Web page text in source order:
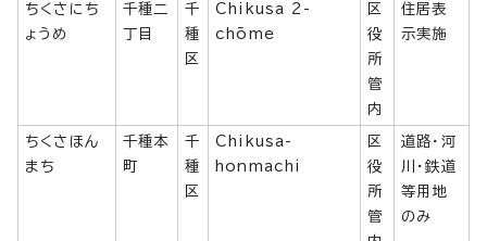
ちくさにち
ょうめ
千種二
丁目
千
種
区
Chikusa 2-
chōme
区
役
所
管
内
住居表
示実施
ちくさほん
まち
千種本
町
千
種
区
Chikusa-
honmachi
区
役
所
管
道路・河
川・鉄道
等用地
のみ